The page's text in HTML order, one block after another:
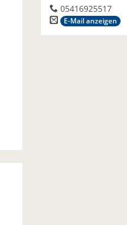
05416925517
E-Mail anzeigen